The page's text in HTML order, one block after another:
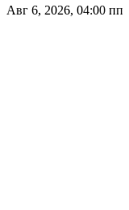
Авг 6, 2026, 04:00 пп